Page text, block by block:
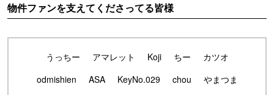
物件ファンを支えてくださってる皆様
うっちー アマレット Koji ちー
カツオ
odmishien
ASA KeyNo.029 chou
やまつま